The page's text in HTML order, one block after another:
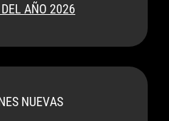
AÑO 2026
NUEVAS